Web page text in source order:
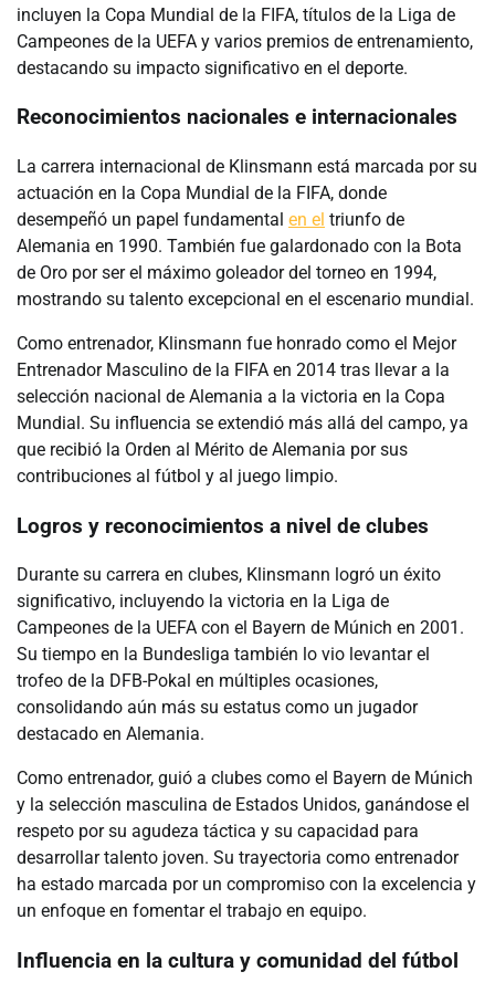
incluyen la Copa Mundial de la FIFA, títulos de la Liga de
Campeones de la UEFA y varios premios de entrenamiento,
destacando su impacto significativo en el deporte.
Reconocimientos nacionales e internacionales
La carrera internacional de Klinsmann está marcada por su
actuación en la Copa Mundial de la FIFA, donde
desempeñó un papel fundamental en el triunfo de
Alemania en 1990. También fue galardonado con la Bota
de Oro por ser el máximo goleador del torneo en 1994,
mostrando su talento excepcional en el escenario mundial.
Como entrenador, Klinsmann fue honrado como el Mejor
Entrenador Masculino de la FIFA en 2014 tras llevar a la
selección nacional de Alemania a la victoria en la Copa
Mundial. Su influencia se extendió más allá del campo, ya
que recibió la Orden al Mérito de Alemania por sus
contribuciones al fútbol y al juego limpio.
Logros y reconocimientos a nivel de clubes
Durante su carrera en clubes, Klinsmann logró un éxito
significativo, incluyendo la victoria en la Liga de
Campeones de la UEFA con el Bayern de Múnich en 2001.
Su tiempo en la Bundesliga también lo vio levantar el
trofeo de la DFB-Pokal en múltiples ocasiones,
consolidando aún más su estatus como un jugador
destacado en Alemania.
Como entrenador, guió a clubes como el Bayern de Múnich
y la selección masculina de Estados Unidos, ganándose el
respeto por su agudeza táctica y su capacidad para
desarrollar talento joven. Su trayectoria como entrenador
ha estado marcada por un compromiso con la excelencia y
un enfoque en fomentar el trabajo en equipo.
Influencia en la cultura y comunidad del fútbol